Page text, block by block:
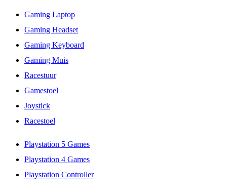
Gaming Laptop
Gaming Headset
Gaming Keyboard
Gaming Muis
Racestuur
Gamestoel
Joystick
Racestoel
Playstation 5 Games
Playstation 4 Games
Playstation Controller